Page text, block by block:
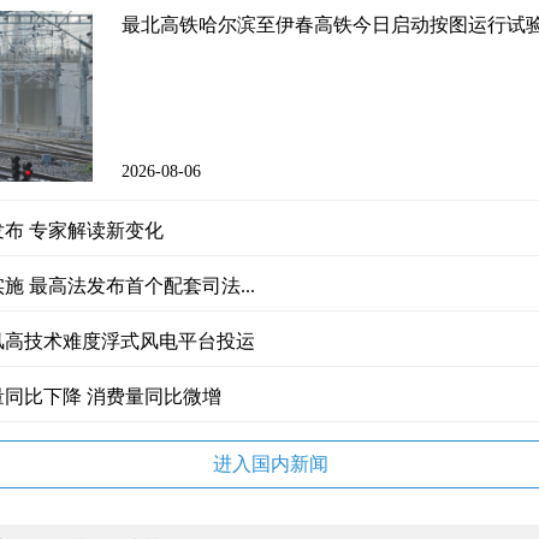
最北高铁哈尔滨至伊春高铁今日启动按图运行试
2026-08-06
专家解读新变化
最高法发布首个配套司法...
技术难度浮式风电平台投运
比下降 消费量同比微增
进入国内新闻